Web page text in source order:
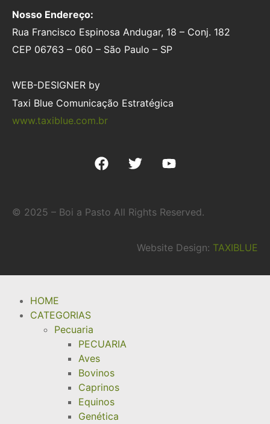
Nosso Endereço:
Rua Francisco Espinosa Andugar, 18 – Conj. 182
CEP 06763 – 060 – São Paulo – SP
WEB-DESIGNER by
Taxi Blue Comunicação Estratégica
www.taxiblue.com.br
© 2025 – Boi a Pasto All Rights Reserved.
Website Design: TAXIBLUE
HOME
CATEGORIAS
Pecuaria
PECUARIA
Aves
Bovinos
Caprinos
Equinos
Genética